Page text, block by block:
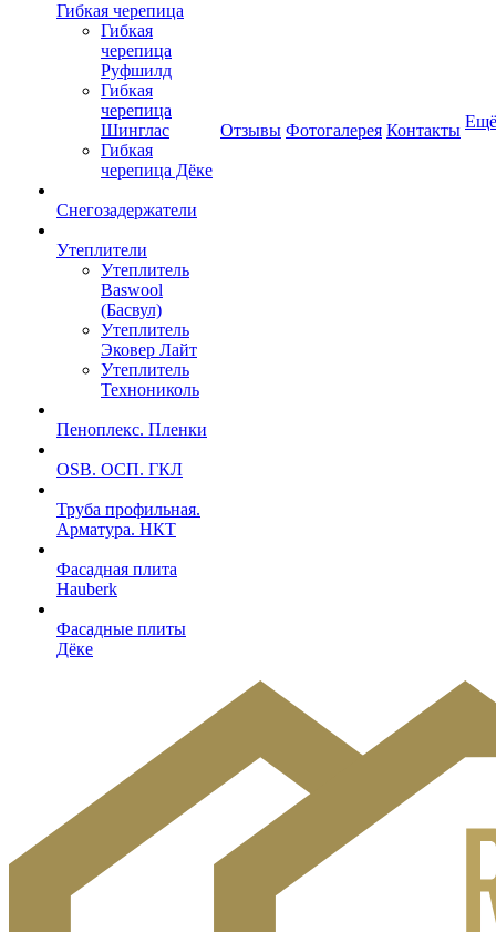
Гибкая черепица
Гибкая
черепица
Руфшилд
Гибкая
черепица
Шинглас
Гибкая
черепица Дёке
Снегозадержатели
Утеплители
Утеплитель
Baswool
(Басвул)
Утеплитель
Эковер Лайт
Утеплитель
Технониколь
Пеноплекс. Пленки
OSB. ОСП. ГКЛ
Труба профильная.
Арматура. НКТ
Фасадная плита
Hauberk
Фасадные плиты
Дёке
Отзывы Фотогалерея Контакты Ещё